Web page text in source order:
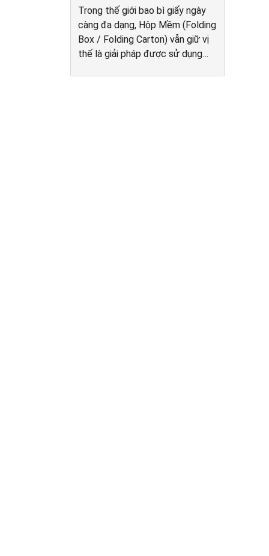
Trong thế giới bao bì giấy ngày
càng đa dạng, Hộp Mềm (Folding
Box / Folding Carton) vẫn giữ vị
thế là giải pháp được sử dụng